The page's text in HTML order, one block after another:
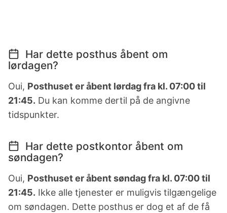
Har dette posthus åbent om
lørdagen?
Oui, Posthuset er åbent lørdag fra kl. 07:00 til
21:45. Du kan komme dertil på de angivne
tidspunkter.
Har dette postkontor åbent om
søndagen?
Oui, Posthuset er åbent søndag fra kl. 07:00 til
21:45. Ikke alle tjenester er muligvis tilgængelige
om søndagen. Dette posthus er dog et af de få